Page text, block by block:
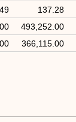
137.28
493,252.00
366,115.00